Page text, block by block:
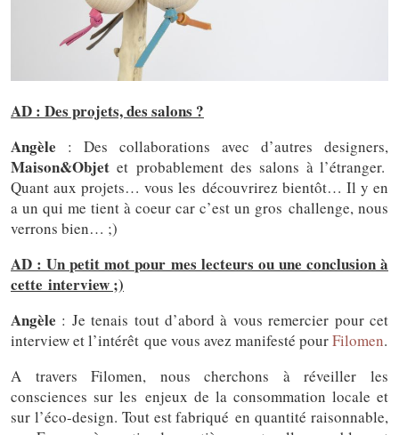
AD : Des projets, des salons ?
Angèle : Des collaborations avec d’autres designers,
Maison&Objet et probablement des salons à l’étranger.
Quant aux projets… vous les découvrirez bientôt… Il y en
a un qui me tient à coeur car c’est un gros challenge, nous
verrons bien… ;)
AD : Un petit mot pour mes lecteurs ou une conclusion à
cette interview ;)
Angèle : Je tenais tout d’abord à vous remercier pour cet
interview et l’intérêt que vous avez manifesté pourFilomen.
A travers Filomen, nous cherchons à réveiller les
consciences sur les enjeux de la consommation locale et
sur l’éco-design. Tout est fabriqué en quantité raisonnable,